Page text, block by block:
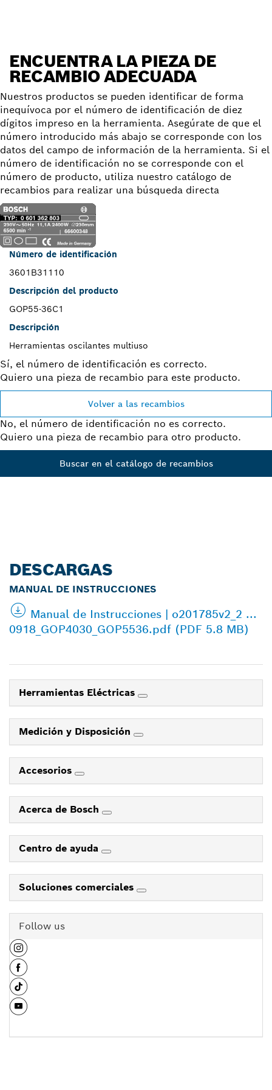
ENCUENTRA LA PIEZA DE
RECAMBIO ADECUADA
Nuestros productos se pueden identificar de forma
inequívoca por el número de identificación de diez
dígitos impreso en la herramienta. Asegúrate de que el
número introducido más abajo se corresponde con los
datos del campo de información de la herramienta. Si el
número de identificación no se corresponde con el
número de producto, utiliza nuestro catálogo de
recambios para realizar una búsqueda directa
Número de identificación
3601B31110
Descripción del producto
GOP55-36C1
Descripción
Herramientas oscilantes multiuso
Sí, el número de identificación es correcto.
Quiero una pieza de recambio para este producto.
Volver a las recambios
No, el número de identificación no es correcto.
Quiero una pieza de recambio para otro producto.
Buscar en el catálogo de recambios
DESCARGAS
MANUAL DE INSTRUCCIONES
Manual de Instrucciones | o201785v2_2 ...
0918_GOP4030_GOP5536.pdf (PDF 5.8 MB)
Herramientas Eléctricas
Medición y Disposición
Accesorios
Acerca de Bosch
Centro de ayuda
Soluciones comerciales
Follow us